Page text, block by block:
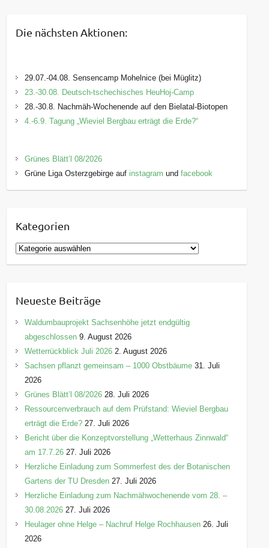
Die nächsten Aktionen:
29.07.-04.08. Sensencamp Mohelnice (bei Müglitz)
23.-30.08. Deutsch-tschechisches HeuHoj-Camp
28.-30.8. Nachmäh-Wochenende auf den Bielatal-Biotopen
4.-6.9. Tagung „Wieviel Bergbau erträgt die Erde?“
Grünes Blätt’l 08/2026
Grüne Liga Osterzgebirge auf instagram undfacebook
Kategorien
K
a
g
o
i
e
Neueste Beiträge
Waldumbauprojekt Sachsenhöhe jetzt endgültig
abgeschlossen 9. August 2026
Wetterrückblick Juli 2026 2. August 2026
Sachsen pflanzt gemeinsam – 1000 Obstbäume 31. Juli
2026
Grünes Blätt’l 08/2026 28. Juli 2026
Ressourcenverbrauch auf dem Prüfstand: Wieviel Bergbau
erträgt die Erde? 27. Juli 2026
Bericht über die Konzeptvorstellung „Wetterhaus Zinnwald“
am 17.7.26 27. Juli 2026
Herzliche Einladung zum Sommerfest des der Botanischen
Gartens der TU Dresden 27. Juli 2026
Herzliche Einladung zum Nachmähwochenende vom 28. –
30.08.2026 27. Juli 2026
Heulager ohne Helge – Nachruf Helge Rochhausen 26. Juli
2026